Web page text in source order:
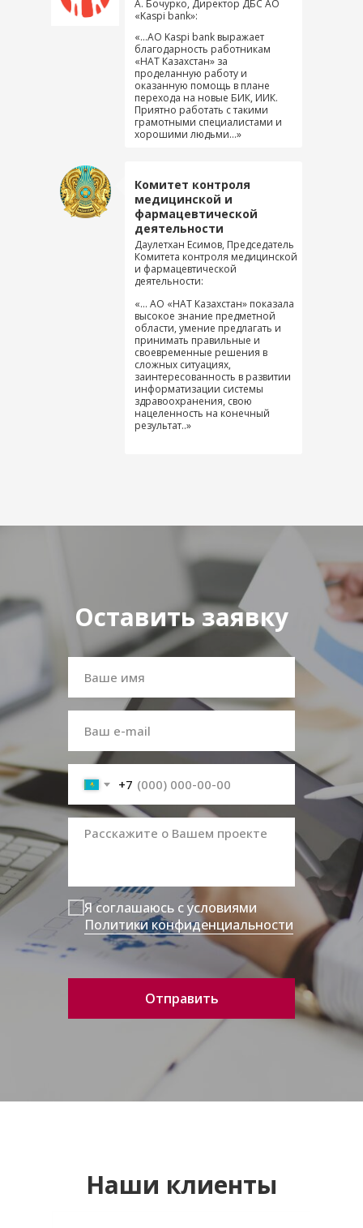
«... АО «НАТ Казахстан» показала
высокое знание предметной
области, умение предлагать и
принимать правильные и
своевременные решения в
сложных ситуациях,
заинтересованность в развитии
информатизации системы
здравоохранения, свою
нацеленность на конечный
результат..»
Даулетхан Есимов, Председатель
Комитета контроля медицинской
и фармацевтической
деятельности:
Комитет контроля
медицинской и
фармацевтической
деятельности
А. Бочурко, Директор ДБС АО
«Kaspi bank»:
«...АО Kaspi bank выражает
благодарность работникам
«НАТ Казахстан» за
проделанную работу и
оказанную помощь в плане
перехода на новые БИК, ИИК.
Приятно работать с такими
грамотными специалистами и
хорошими людьми...»
+7
Я соглашаюсь с условиями
Политики конфиденциальности
Отправить
Оставить заявку
Наши клиенты